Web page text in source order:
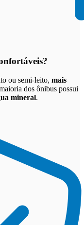
?
ou semi-leito, mais
dos ônibus possui
mineral.